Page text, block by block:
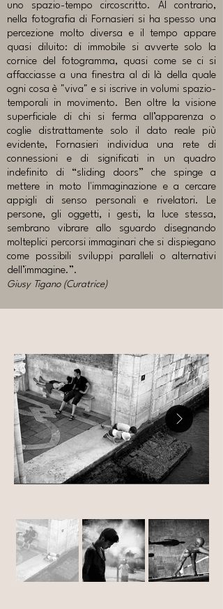
uno spazio-tempo circoscritto. Al contrario,
nella fotografia di Fornasieri si ha spesso una
percezione molto diversa e il tempo appare
quasi diluito: di immobile si avverte solo la
cornice del fotogramma, quasi come se ci si
affacciasse a una finestra al di là della quale
ogni cosa è "viva" e si iscrive in volumi spazio-
temporali in movimento. Ben oltre la visione
superficiale di chi si ferma all’apparenza o
coglie distrattamente solo il dato reale più
evidente, Fornasieri individua una rete di
connessioni e di significati in un quadro
indefinito di “sliding doors” che spinge a
mettere in moto l'immaginazione e a cercare
appigli di senso personali e rivelatori. Le
persone, gli oggetti, i gesti, la luce stessa,
sembrano vibrare allo sguardo disegnando
molteplici percorsi immaginari che si dispiegano
come possibili sviluppi paralleli o alternativi
dell’immagine.”.
Giusy Tigano (Curatrice)